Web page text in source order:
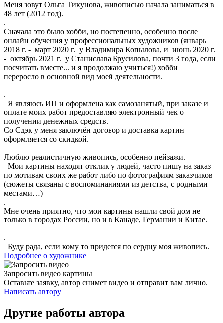
Меня зовут Ольга Тикунова, живописью начала заниматься в
48 лет (2012 год).
.
Сначала это было хобби, но постепенно, особенно после
онлайн обучения у профессиональных художников (январь
2018 г. - март 2020 г. у Владимира Копылова, и июнь 2020 г.
- октябрь 2021 г. у Станислава Брусилова, почти 3 года, если
посчитать вместе... и я продолжаю учиться!) хобби
переросло в основной вид моей деятельности.
.
Я являюсь ИП и оформлена как самозанятый, при заказе и
оплате моих работ предоставляю электронный чек о
получении денежных средств.
Со Сдэк у меня заключён договор и доставка картин
оформляется со скидкой.
Люблю реалистичную живопись, особенно пейзажи.
Мои картины находят отклик у людей, часто пишу на заказ
по мотивам своих же работ либо по фотографиям заказчиков
(сюжеты связаны с воспоминаниями из детства, с родными
местами…)
.
Мне очень приятно, что мои картины нашли свой дом не
только в городах России, но и в Канаде, Германии и Китае.
.
Буду рада, если кому то придется по сердцу моя живопись.
Подробнее о художнике
Запросить видео картины
Оставьте заявку, автор снимет видео и отправит вам лично.
Написать автору
Другие работы автора